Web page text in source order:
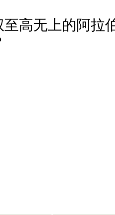
高无上的阿拉